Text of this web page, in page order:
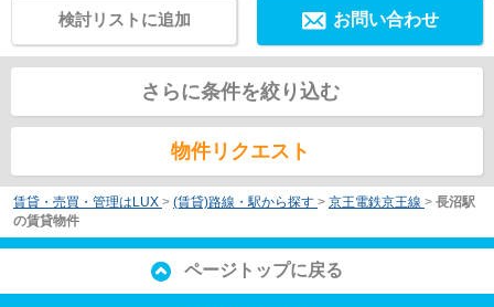
お問い合わせ
検討リストに追加
さらに条件を絞り込む
物件リクエスト
賃貸・売買・管理はLUX > (賃貸)路線・駅から探す > 京王電鉄京王線 > 長沼駅
の賃貸物件
ページトップに戻る